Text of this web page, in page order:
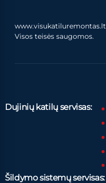
www.visukatiluremontas.lt
Visos teisės saugomos.
Dujinių katilų servisas:
Šildymo sistemų servisas: